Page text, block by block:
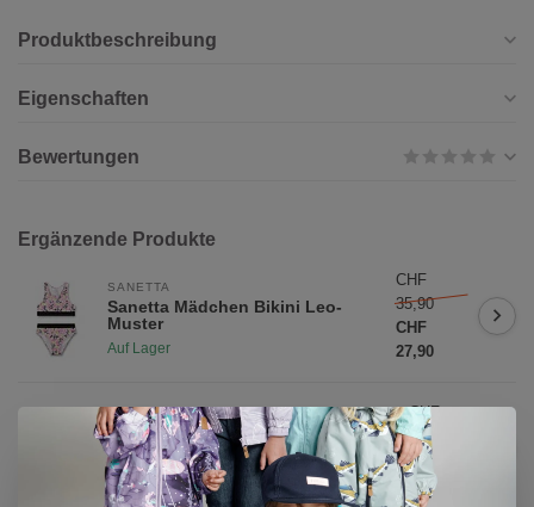
Produktbeschreibung
Eigenschaften
Bewertungen
Ergänzende Produkte
SANETTA
Sanetta Mädchen Bikini Leo-
Muster
Auf Lager
CHF
35,90
CHF
27,90
SANETTA
Sanetta Jungen UV Schwimmshirt
langarm Hai
Auf Lager
CHF
34,90
CHF
27,90